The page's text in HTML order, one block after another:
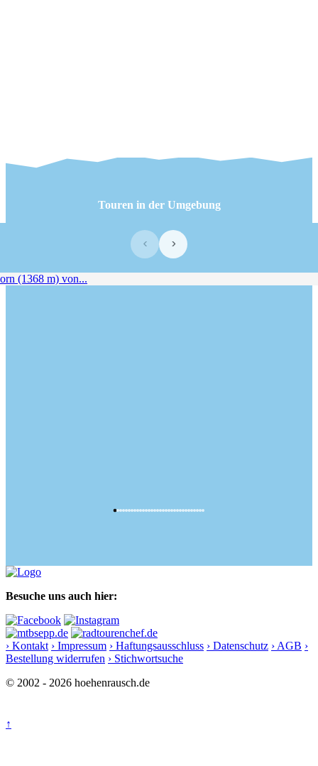
Touren in der Umgebung
‹ ›
Besuche uns auch hier:
› Kontakt › Impressum › Haftungsausschluss › Datenschutz › AGB ›
Bestellung widerrufen › Stichwortsuche
© 2002 - 2026 hoehenrausch.de
↑